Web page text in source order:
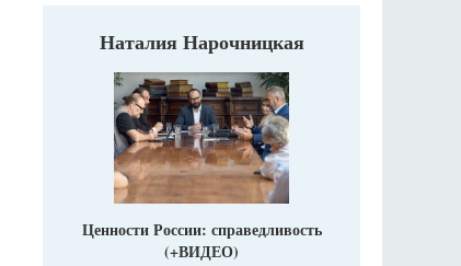
Наталия Нарочницкая
Ценности России: справедливость
(+ВИДЕО)